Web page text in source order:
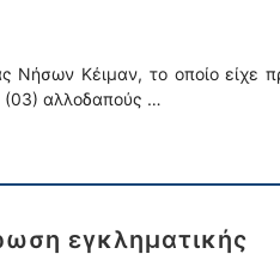
Νήσων Κέιμαν, το οποίο είχε
(03) αλλοδαπούς …
εγκληματικής